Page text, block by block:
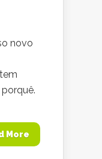
novo
More